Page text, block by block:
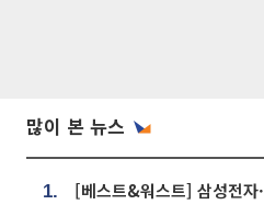
많이 본 뉴스
1.